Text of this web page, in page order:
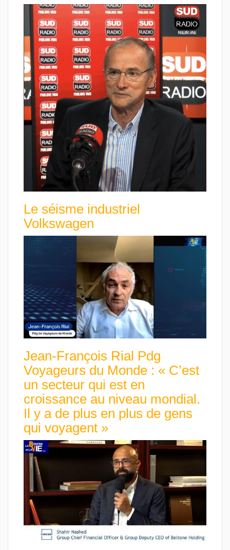
Le séisme industriel
Volkswagen
Jean-François Rial Pdg
Voyageurs du Monde : « C’est
un secteur qui est en
croissance au niveau mondial.
Il y a de plus en plus de gens
qui voyagent »